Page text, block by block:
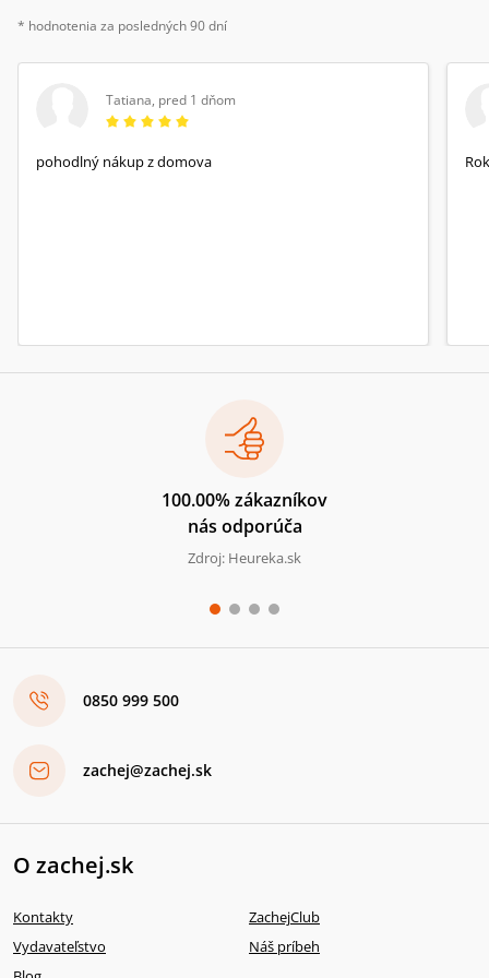
* hodnotenia za posledných 90 dní
Tatiana, pred 1 dňom
pohodlný nákup z domova
100.00% zákazníkov
nás odporúča
Zdroj: Heureka.sk
0850 999 500
zachej@zachej.sk
O zachej.sk
Kontakty
ZachejClub
Vydavateľstvo
Náš príbeh